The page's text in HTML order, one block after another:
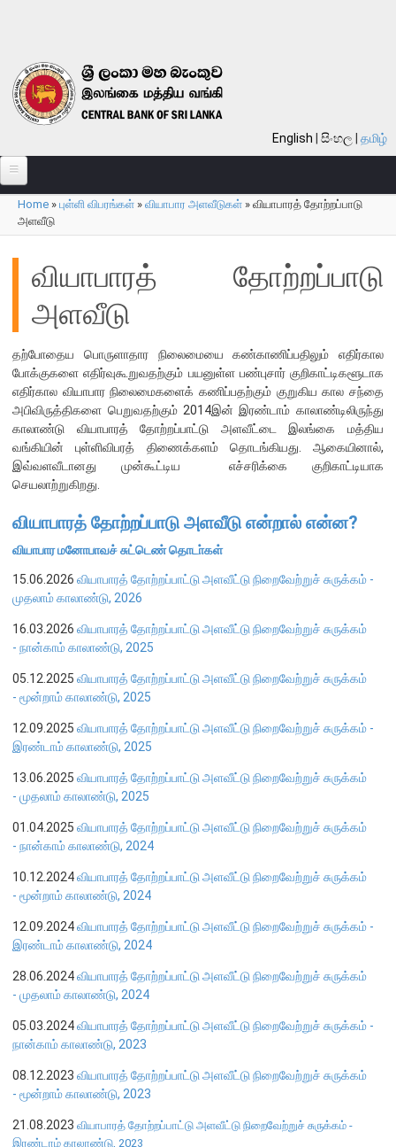
English සිංහල தமிழ்
பற்றி
வங்கி பற்றி
பொது நோக்கு
வங்கியின் வரலாறு
தொலைநோக்கு, பணி, பெறுமானம்
குறிக்கோள்கள்
தொழிற்பாடுகள்
நிறுவன ரீதியான அமைப்பு
நிறுவனக் கட்டமைப்பு
திணைக்களங்கள்
ஆளுகைக் கோவைகளும் கொள்கைகளும்
வங்கிப் பணிமனை
வங்கிப் பணிமனை
நூலகம் மற்றும் தகவல் நிலையம்
வங்கித்தொழில் கற்கைகளுக்கான நிலையம்
பொருளாதார வரலாற்று அரும்பொருட் காட்சிச் சாலை
எக்ஸ்டர் அறிக்கை
You are here
Home » புள்ளி விபரங்கள் » வியாபார அளவீடுகள் » வியாபாரத் தோற்றப்பாடு
அளவீடு
வியாபாரத் தோற்றப்பாடு
அளவீடு
தற்போதைய பொருளாதார நிலைமையை கண்காணிப்பதிலும் எதிர்கால
போக்குகளை எதிர்வுகூறுவதற்கும் பயனுள்ள பண்புசார் குறிகாட்டிகளூடாக
எதிர்கால வியாபார நிலைமைகளைக் கணிப்பதற்கும் குறுகிய கால சந்தை
அபிவிருத்திகளை பெறுவதற்கும் 2014இன் இரண்டாம் காலாண்டிலிருந்து
காலாண்டு வியாபாரத் தோற்றப்பாட்டு அளவீட்டை இலங்கை மத்திய
வங்கியின் புள்ளிவிபரத் திணைக்களம் தொடங்கியது. ஆகையினால்,
இவ்வளவீடானது முன்கூட்டிய எச்சரிக்கை குறிகாட்டியாக
செயலாற்றுகிறது.
வியாபாரத் தோற்றப்பாடு அளவீடு என்றால் என்ன?
வியாபார மனோபாவச் சுட்டெண் தொடா்கள்
15.06.2026வியாபாரத் தோற்றப்பாட்டு அளவீட்டு நிறைவேற்றுச் சுருக்கம் -
முதலாம் காலாண்டு, 2026
16.03.2026வியாபாரத் தோற்றப்பாட்டு அளவீட்டு நிறைவேற்றுச் சுருக்கம்
- நான்காம் காலாண்டு, 2025
05.12.2025வியாபாரத் தோற்றப்பாட்டு அளவீட்டு நிறைவேற்றுச் சுருக்கம்
- மூன்றாம் காலாண்டு, 2025
12.09.2025வியாபாரத் தோற்றப்பாட்டு அளவீட்டு நிறைவேற்றுச் சுருக்கம் -
இரண்டாம் காலாண்டு, 2025
13.06.2025வியாபாரத் தோற்றப்பாட்டு அளவீட்டு நிறைவேற்றுச் சுருக்கம்
- முதலாம் காலாண்டு, 2025
01.04.2025வியாபாரத் தோற்றப்பாட்டு அளவீட்டு நிறைவேற்றுச் சுருக்கம்
- நான்காம் காலாண்டு, 2024
10.12.2024வியாபாரத் தோற்றப்பாட்டு அளவீட்டு நிறைவேற்றுச் சுருக்கம்
- மூன்றாம் காலாண்டு, 2024
12.09.2024வியாபாரத் தோற்றப்பாட்டு அளவீட்டு நிறைவேற்றுச் சுருக்கம் -
இரண்டாம் காலாண்டு, 2024
28.06.2024வியாபாரத் தோற்றப்பாட்டு அளவீட்டு நிறைவேற்றுச் சுருக்கம்
- முதலாம் காலாண்டு, 2024
05.03.2024வியாபாரத் தோற்றப்பாட்டு அளவீட்டு நிறைவேற்றுச் சுருக்கம் -
நான்காம் காலாண்டு, 2023
08.12.2023வியாபாரத் தோற்றப்பாட்டு அளவீட்டு நிறைவேற்றுச் சுருக்கம்
- மூன்றாம் காலாண்டு, 2023
21.08.2023வியாபாரத் தோற்றப்பாட்டு அளவீட்டு நிறைவேற்றுச் சுருக்கம் -
இரண்டாம் காலாண்டு, 2023